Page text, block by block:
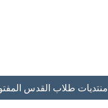
منتديات طلاب القدس